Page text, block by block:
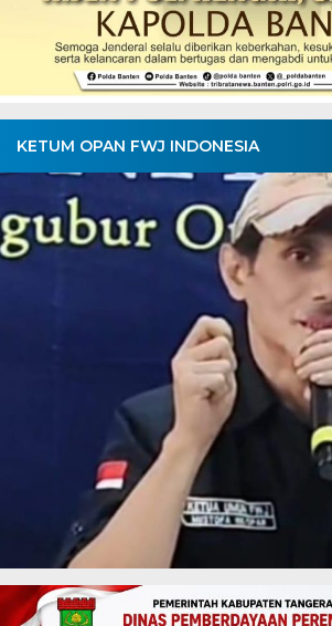
KETUM OPAN FWJ INDONESIA